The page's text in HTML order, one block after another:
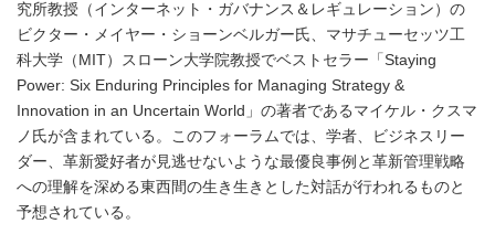
究所教授（インターネット・ガバナンス＆レギュレーション）の
ビクター・メイヤー・ショーンベルガー氏、マサチューセッツ工
科大学（MIT）スローン大学院教授でベストセラー「Staying
Power: Six Enduring Principles for Managing Strategy &
Innovation in an Uncertain World」の著者であるマイケル・クスマ
ノ氏が含まれている。このフォーラムでは、学者、ビジネスリー
ダー、革新愛好者が見逃せないような最優良事例と革新管理戦略
への理解を深める東西間の生き生きとした対話が行われるものと
予想されている。